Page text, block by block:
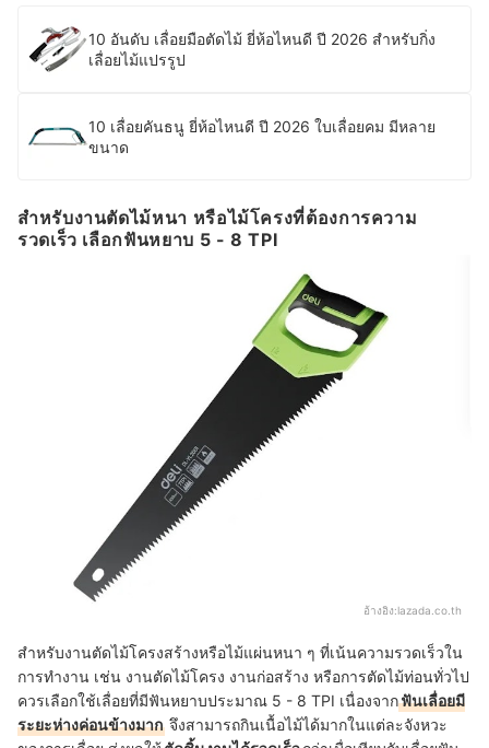
10 อันดับ เลื่อยมือตัดไม้ ยี่ห้อไหนดี ปี 2026 สำหรับกิ่ง
เลื่อยไม้แปรรูป
10 เลื่อยคันธนู ยี่ห้อไหนดี ปี 2026 ใบเลื่อยคม มีหลาย
ขนาด
สำหรับงานตัดไม้หนา หรือไม้โครงที่ต้องการความ
รวดเร็ว เลือกฟันหยาบ 5 - 8 TPI
อ้างอิง:lazada.co.th
สำหรับงานตัดไม้โครงสร้างหรือไม้แผ่นหนา ๆ ที่เน้นความรวดเร็วใน
การทำงาน เช่น งานตัดไม้โครง งานก่อสร้าง หรือการตัดไม้ท่อนทั่วไป
ควรเลือกใช้เลื่อยที่มีฟันหยาบประมาณ 5 - 8 TPI เนื่องจากฟันเลื่อยมี
ระยะห่างค่อนข้างมาก จึงสามารถกินเนื้อไม้ได้มากในแต่ละจังหวะ